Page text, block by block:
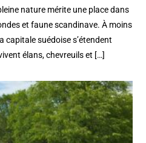
nature mérite une place dans
et faune scandinave. À moins
capitale suédoise s’étendent
élans, chevreuils et […]